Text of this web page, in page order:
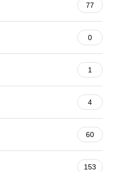
77
0
1
4
60
153